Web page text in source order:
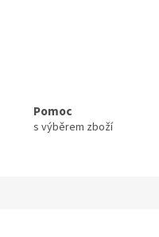
Pomoc
s výběrem zboží